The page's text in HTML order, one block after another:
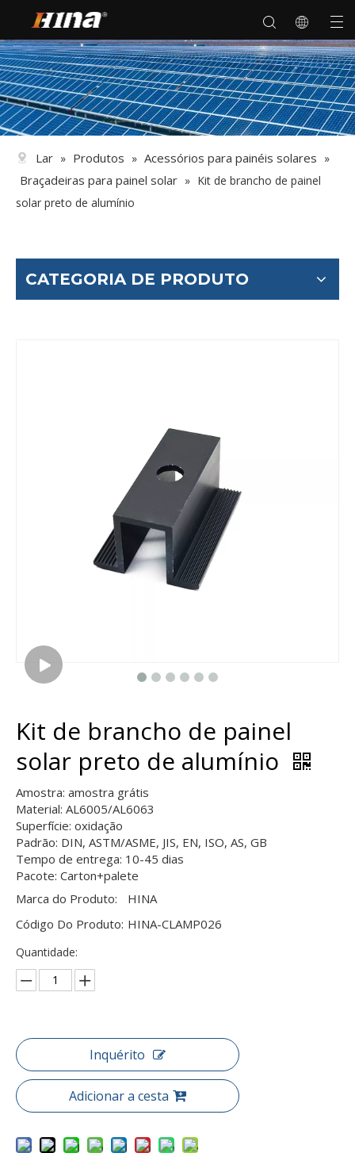
Lar » Produtos » Acessórios para painéis solares »
Braçadeiras para painel solar » Kit de brancho de painel
solar preto de alumínio
CATEGORIA DE PRODUTO
Kit de brancho de painel
solar preto de alumínio
Amostra: amostra grátis
Material: AL6005/AL6063
Superfície: oxidação
Padrão: DIN, ASTM/ASME, JIS, EN, ISO, AS, GB
Tempo de entrega: 10-45 dias
Pacote: Carton+palete
Marca do Produto:
HINA
Código Do Produto: HINA-CLAMP026
Quantidade:
Inquérito
Adicionar a cesta